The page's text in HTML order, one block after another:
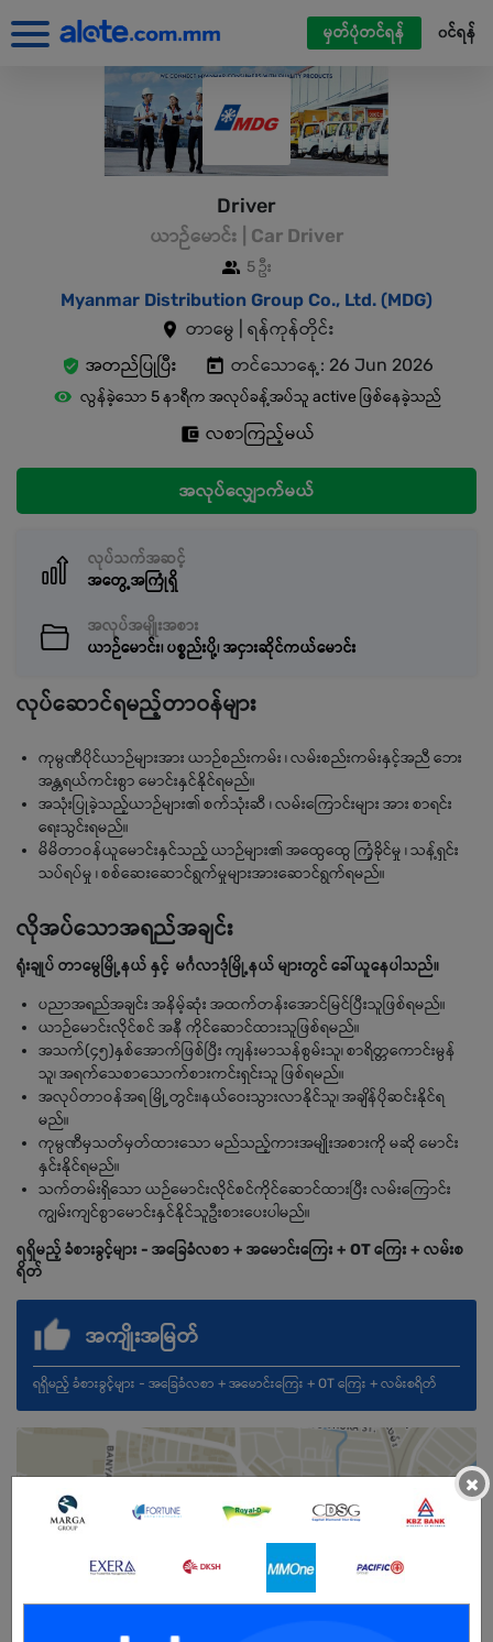
မှတ်ပုံတင်ရန် ၀င်ရန်
Driver
ယာဉ်မောင်း | Car Driver
5 ဦး
Myanmar Distribution Group Co., Ltd. (MDG)
တာမွေ | ရန်ကုန်တိုင်း
အတည်ပြုပြီး
တင်သောနေ့: 26 Jun 2026
လွန်ခဲ့သော 5 နာရီက အလုပ်ခန့်အပ်သူ active ဖြစ်နေခဲ့သည်
လစာကြည့်မယ်
အလုပ်လျှောက်မယ်
လုပ်သက်အဆင့်
အတွေ့အကြုံရှိ
အလုပ်အမျိုးအစား
ယာဉ်မောင်း၊ ပစ္စည်းပို့၊ အငှားဆိုင်ကယ်မောင်း
လုပ်ဆောင်ရမည့်တာဝန်များ
ကုမ္ပဏီပိုင်ယာဉ်များအား ယာဉ်စည်းကမ်း ၊ လမ်းစည်းကမ်းနှင့်အညီ ဘေး
အန္တရယ်ကင်းစွာ မောင်းနှင်နိုင်ရမည်။
အသုံးပြုခဲ့သည့်ယာဉ်များ၏ စက်သုံးဆီ ၊ လမ်းကြောင်းများ အား စာရင်း
ရေးသွင်းရမည်။
မိမိတာဝန်ယူမောင်းနှင်သည့် ယာဉ်များ၏ အထွေထွေ ကြံ့ခိုင်မှု ၊ သန့်ရှင်း
သပ်ရပ်မှု ၊ စစ်ဆေးဆောင်ရွက်မှုများအားဆောင်ရွက်ရမည်။
လိုအပ်သောအရည်အချင်း
ရုံးချုပ် တာမွေမြို့နယ် နှင့် မင်္ဂလာဒုံမြို့နယ် များတွင် ခေါ်ယူနေပါသည်။
ပညာအရည်အချင်း အနိမ့်ဆုံး အထက်တန်းအောင်မြင်ပြီးသူဖြစ်ရမည်။
ယာဉ်မောင်းလိုင်စင် အနီ ကိုင်ဆောင်ထားသူဖြစ်ရမည်။
အသက်(၄၅)နှစ်အောက်ဖြစ်ပြီး ကျန်းမာသန်စွမ်းသူ၊ စာရိတ္တကောင်းမွန်
သူ၊ အရက်သေစာသောက်စားကင်းရှင်းသူ ဖြစ်ရမည်။
အလုပ်တာဝန်အရ မြို့တွင်း၊နယ်ဝေးသွားလာနိုင်သူ၊ အချိန်ပိုဆင်းနိုင်ရ
မည်။
ကုမ္ပဏီမှသတ်မှတ်ထားသော မည်သည့်ကားအမျိုးအစားကို မဆို မောင်း
နှင်းနိုင်ရမည်။
သက်တမ်းရှိသော ယဉ်မောင်းလိုင်စင်ကိုင်ဆောင်ထားပြီး လမ်းကြောင်း
ကျွမ်းကျင်စွာမောင်းနှင်နိုင်သူဦးစားပေးပါမည်။
ရရှိမည့် ခံစားခွင့်များ - အခြေခံလစာ + အမောင်း‌ကြေး + OT ကြေး + လမ်းစ
ရိတ်
အကျိုးအမြတ်
ရရှိမည့် ခံစားခွင့်များ - အခြေခံလစာ + အမောင်း‌ကြေး + OT ကြေး + လမ်းစရိတ်
×